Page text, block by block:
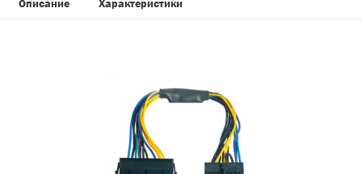
Описание Характеристики